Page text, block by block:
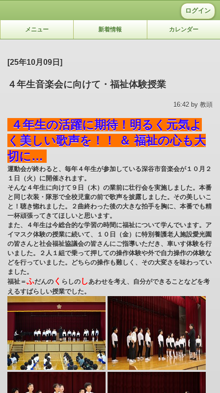
ログイン
メニュー 新着情報 カレンダー
[25年10月09日]
４年生音楽会に向けて・福祉体験授業
16:42 by 教頭
４年生の活躍に期待！明るく元気よ
く美しい歌声を！！ ＆ 福祉の心も大
切に…
運動会が終わると、毎年４年生が参加している深谷市音楽会が１０月２
１日（火）に開催されます。
そんな４年生に向けて９日（木）の業前に壮行会を実施しました。本番
と同じ衣装・隊形で全校児童の前で歌声を披露しました。その美しいこ
と！聴き惚れました。２曲終わった後の大きな拍手を胸に、本番でも精
一杯頑張ってきてほしいと思います。
また、４年生は今総合的な学習の時間に福祉について学んでいます。ア
イマスク体験の授業に続いて、１０日（金）に特別養護老人施設愛光園
の皆さんと社会福祉協議会の皆さんにご指導いただき、車いす体験を行
いました。２人１組で乗って押しての操作体験や外で自力操作の体験な
どを行っていました。どちらの操作も難しく、その大変さを味わってい
ました。
福祉＝ふだんの く らしの し あわせを考え、自分ができることなどを考
えるすばらしい授業でした。